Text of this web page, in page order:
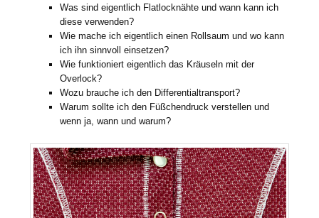
Was sind eigentlich Flatlocknähte und wann kann ich
diese verwenden?
Wie mache ich eigentlich einen Rollsaum und wo kann
ich ihn sinnvoll einsetzen?
Wie funktioniert eigentlich das Kräuseln mit der
Overlock?
Wozu brauche ich den Differentialtransport?
Warum sollte ich den Füßchendruck verstellen und
wenn ja, wann und warum?